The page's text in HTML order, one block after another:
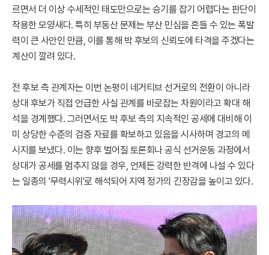
르면서 더 이상 수세적인 태도만으로는 승기를 잡기 어렵다는 판단이
작용한 모양새다. 특히 부동산 문제는 부산 민심을 흔들 수 있는 폭발
력이 큰 사안인 만큼, 이를 통해 박 후보의 신뢰도에 타격을 주겠다는
계산이 깔려 있다.
전 후보 측 관계자는 이번 논평이 네거티브 선거로의 전환이 아니라
상대 후보가 직접 언급한 사실 관계를 바로잡는 차원이라고 확대 해
석을 경계했다. 그러면서도 박 후보 측의 지속적인 공세에 대비해 이
미 상당한 수준의 검증 자료를 확보하고 있음을 시사하며 경고의 메
시지를 보냈다. 이는 향후 벌어질 토론회나 공식 선거운동 과정에서
상대가 공세를 멈추지 않을 경우, 언제든 강력한 반격에 나설 수 있다
는 일종의 '무력시위'로 해석되어 지역 정가의 긴장감을 높이고 있다.